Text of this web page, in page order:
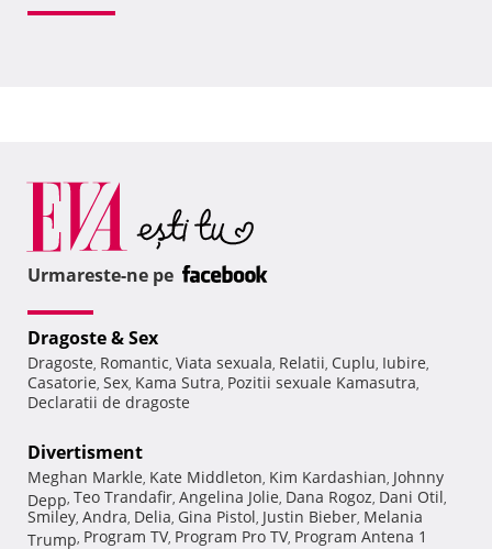
Urmareste-ne pe
Dragoste & Sex
Dragoste, Romantic, Viata sexuala, Relatii, Cuplu, Iubire,
Casatorie, Sex, Kama Sutra, Pozitii sexuale Kamasutra,
Declaratii de dragoste
Divertisment
Meghan Markle, Kate Middleton, Kim Kardashian, Johnny
Depp, Teo Trandafir, Angelina Jolie, Dana Rogoz, Dani Otil,
Smiley, Andra, Delia, Gina Pistol, Justin Bieber, Melania
Trump, Program TV, Program Pro TV, Program Antena 1